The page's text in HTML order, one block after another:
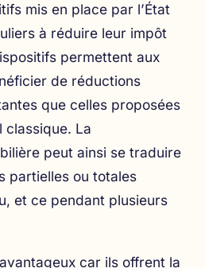
mis en place par l’État
à réduire leur impôt
permettent aux
de réductions
que celles proposées
classique. La
peut ainsi se traduire
partielles ou totales
et ce pendant plusieurs
car ils offrent la